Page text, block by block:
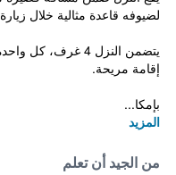
لضيوفه قاعدة مثالية خلال
يتضمن النزل 4
إقامة مريحة.
بإمكا...
المزيد
من الجيد أن تعلم